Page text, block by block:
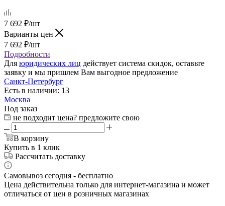
7 692 ₽/шт
Варианты цен
7 692 ₽/шт
Подробности
Для юридических лиц действует система скидок, оставьте
заявку и мы пришлем Вам выгодное предложение
Санкт-Петербург
Есть в наличии: 13
Москва
Под заказ
не подходит цена? предложите свою
В корзину
Купить в 1 клик
Рассчитать доставку
Самовывоз сегодня - бесплатно
Цена действительна только для интернет-магазина и может
отличаться от цен в розничных магазинах